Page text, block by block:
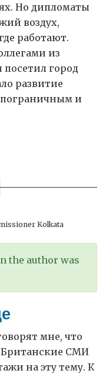
Но дипломаты
воздух,
работают.
из
посетил город
развитие
пограничным и
Kolkata
the author was
мне, что
Британские СМИ
на эту тему. К